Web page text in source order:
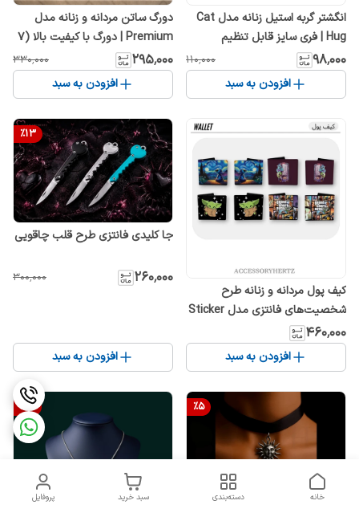
انگشتر گربه استیل زنانه مدل Cat
Hug | فری سایز قابل تنظیم
۹۸٬۰۰۰ ۱۱۰٬۰۰۰
افزودن به سبد
دورگ ساتن مردانه و زنانه مدل
Premium | دورگ با کیفیت بالا (7
رنگ و طرح)
۲۹۵٬۰۰۰ ۳۳۰٬۰۰۰
افزودن به سبد
کیف پول مردانه و زنانه طرح
شخصیت‌های فانتزی مدل Sticker
Art
۴۶۰٬۰۰۰
افزودن به سبد
%13
جا کلیدی فانتزی طرح قلب چاقویی
۲۶۰٬۰۰۰ ۳۰۰٬۰۰۰
افزودن به سبد
%5
چوکر مشکی خورشیدی استیل مدل
%17
پروفایل سبد خرید دسته‌بندی خانه